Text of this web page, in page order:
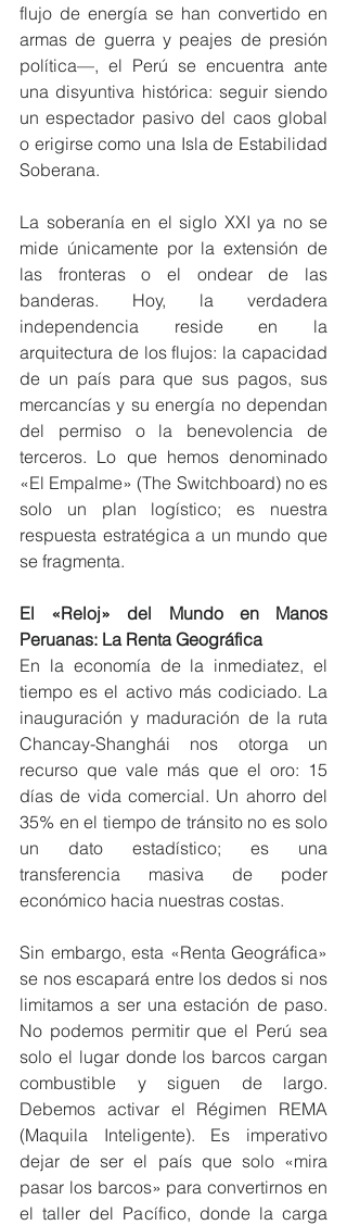
flujo de energía se han convertido en
armas de guerra y peajes de presión
política—, el Perú se encuentra ante
una disyuntiva histórica: seguir siendo
un espectador pasivo del caos global
o erigirse como una Isla de Estabilidad
Soberana.
La soberanía en el siglo XXI ya no se
mide únicamente por la extensión de
las fronteras o el ondear de las
banderas. Hoy, la verdadera
independencia reside en la
arquitectura de los flujos: la capacidad
de un país para que sus pagos, sus
mercancías y su energía no dependan
del permiso o la benevolencia de
terceros. Lo que hemos denominado
«El Empalme» (The Switchboard) no es
solo un plan logístico; es nuestra
respuesta estratégica a un mundo que
se fragmenta.
El «Reloj» del Mundo en Manos
Peruanas: La Renta Geográfica
En la economía de la inmediatez, el
tiempo es el activo más codiciado. La
inauguración y maduración de la ruta
Chancay-Shanghái nos otorga un
recurso que vale más que el oro: 15
días de vida comercial. Un ahorro del
35% en el tiempo de tránsito no es solo
un dato estadístico; es una
transferencia masiva de poder
económico hacia nuestras costas.
Sin embargo, esta «Renta Geográfica»
se nos escapará entre los dedos si nos
limitamos a ser una estación de paso.
No podemos permitir que el Perú sea
solo el lugar donde los barcos cargan
combustible y siguen de largo.
Debemos activar el Régimen REMA
(Maquila Inteligente). Es imperativo
dejar de ser el país que solo «mira
pasar los barcos» para convertirnos en
el taller del Pacífico, donde la carga